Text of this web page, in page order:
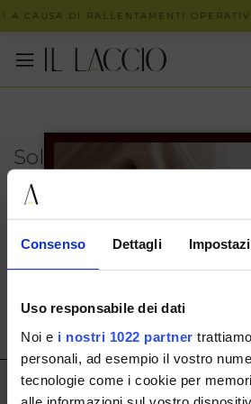
Consenso Dettagli
Uso responsabile dei dati
Noi e i nostri 1022 partner
personali, ad esempio il vostro
tecnologie come i cookie per
A CAUSA DI RALLENTAMENTI
Solo in negozio
PUOI TROVARE QUESTO
NOSTRI PUNTI VENDITA:
customerservice@illaccio.it
IL LACCIO